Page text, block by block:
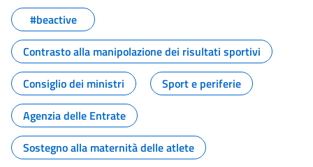
#beactive
Contrasto alla manipolazione dei risultati sportivi
Consiglio dei ministri
Sport e periferie
Agenzia delle Entrate
Sostegno alla maternità delle atlete